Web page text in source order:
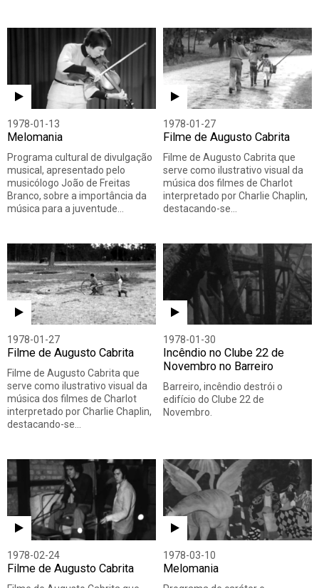
1978-01-13
Melomania
Programa cultural de divulgação
musical, apresentado pelo
musicólogo João de Freitas
Branco, sobre a importância da
música para a juventude…
1978-01-27
Filme de Augusto Cabrita
Filme de Augusto Cabrita que
serve como ilustrativo visual da
música dos filmes de Charlot
interpretado por Charlie Chaplin,
destacando-se…
1978-01-27
Filme de Augusto Cabrita
Filme de Augusto Cabrita que
serve como ilustrativo visual da
música dos filmes de Charlot
interpretado por Charlie Chaplin,
destacando-se…
1978-01-30
Incêndio no Clube 22 de
Novembro no Barreiro
Barreiro, incêndio destrói o
edifício do Clube 22 de
Novembro.
1978-02-24
Filme de Augusto Cabrita
1978-03-10
Melomania